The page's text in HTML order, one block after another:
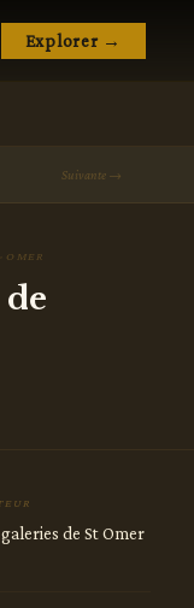
Explorer →
Suivante →
galeries de St Omer